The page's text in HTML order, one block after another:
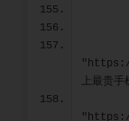
"https://
上最贵
"https://